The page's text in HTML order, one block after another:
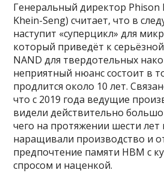
Генеральный директор Phison
Khein-Seng) считает, что в
наступит «суперцикл» для
который приведёт к
NAND для твердотельных
неприятный нюанс состоит в
продлится около 10 лет.
что с 2019 года ведущие
видели действительно
чего на протяжении шести лет
наращивали производство и
предпочтение памяти HBM с
спросом и наценкой.